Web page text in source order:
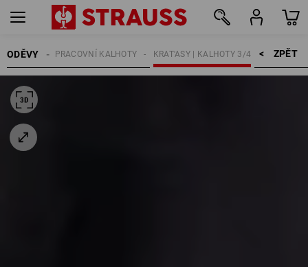
ODĚVY ZPĚT    >
KRAT'ASY | KALHOTY 3/4
PRACOVNÍ KALHOTY
MUŽI